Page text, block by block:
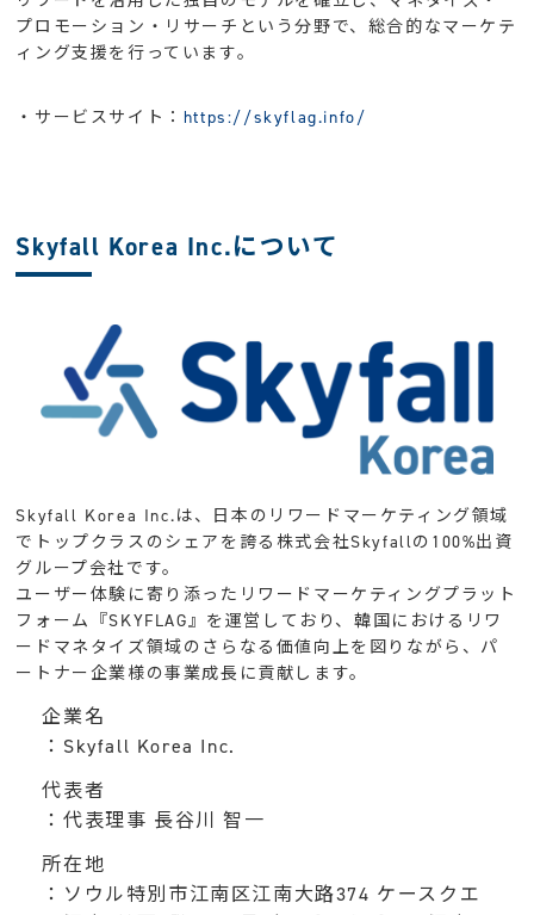
プロモーション・リサーチという分野で、総合的なマーケテ
ィング支援を行っています。
・サービスサイト： https://skyflag.info/
Skyfall Korea Inc.について
Skyfall Korea Inc.は、日本のリワードマーケティング領域
でトップクラスのシェアを誇る株式会社Skyfallの100%出資
グループ会社です。
ユーザー体験に寄り添ったリワードマーケティングプラット
フォーム『SKYFLAG』を運営しており、韓国におけるリワ
ードマネタイズ領域のさらなる価値向上を図りながら、パ
ートナー企業様の事業成長に貢献します。
企業名
：Skyfall Korea Inc.
代表者
：代表理事 長谷川 智一
所在地
：ソウル特別市江南区江南大路374 ケースクエ